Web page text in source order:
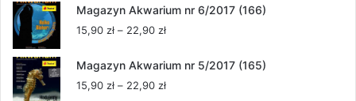
od
Magazyn Akwarium nr 6/2017 (166)
15,90 zł – 22,90 złZakres
od
Magazyn Akwarium nr 5/2017 (165)
15,90 zł – 22,90 złZakres